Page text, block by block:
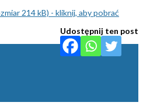
214 kB) - kliknij, aby pobrać
Udostępnij ten post